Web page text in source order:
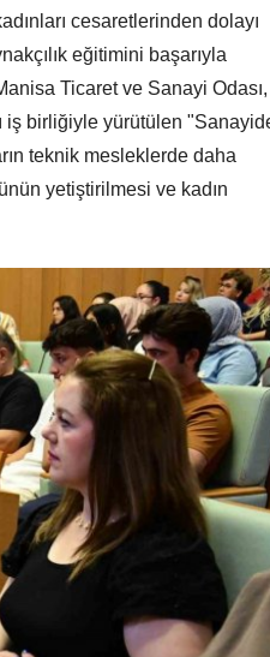
cesaretlerinden dolayı
eğitimini başarıyla
Ticaret ve Sanayi Odası,
iş birliğiyle yürütülen
teknik mesleklerde daha
yetiştirilmesi ve kadın